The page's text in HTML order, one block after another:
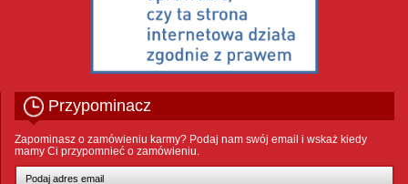
Przypominacz
Zapominasz o zamówieniu karmy? Podaj nam swój email i wskaż kiedy
mamy Ci przypomnieć o zamówieniu.